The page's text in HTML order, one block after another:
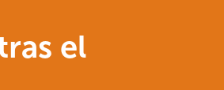
el